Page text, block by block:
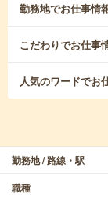
勤務地でお仕事情
こだわりでお仕事
人気のワードでお
勤務地 / 路線・駅
職種